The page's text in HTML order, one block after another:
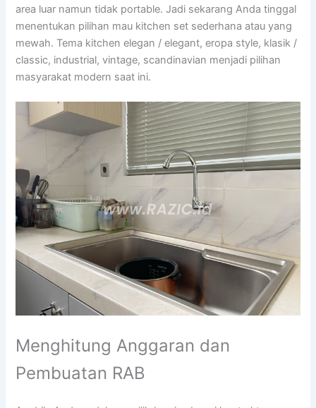
area luar namun tidak portable. Jadi sekarang Anda tinggal
menentukan pilihan mau kitchen set sederhana atau yang
mewah. Tema kitchen elegan / elegant, eropa style, klasik /
classic, industrial, vintage, scandinavian menjadi pilihan
masyarakat modern saat ini.
Menghitung Anggaran dan
Pembuatan RAB